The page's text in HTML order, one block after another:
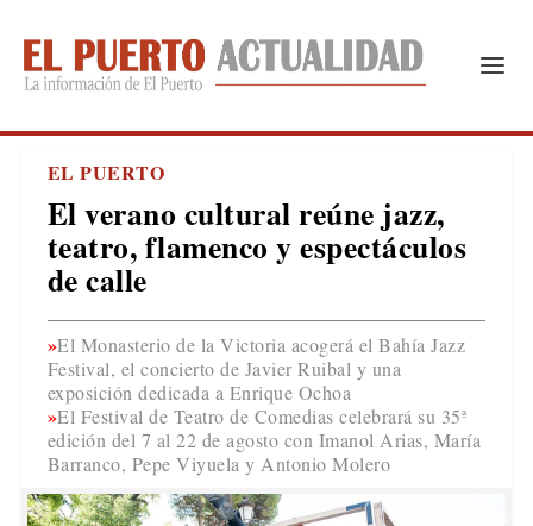
EL PUERTO
El verano cultural reúne jazz,
teatro, flamenco y espectáculos
de calle
El Monasterio de la Victoria acogerá el Bahía Jazz
Festival, el concierto de Javier Ruibal y una
exposición dedicada a Enrique Ochoa
El Festival de Teatro de Comedias celebrará su 35ª
edición del 7 al 22 de agosto con Imanol Arias, María
Barranco, Pepe Viyuela y Antonio Molero